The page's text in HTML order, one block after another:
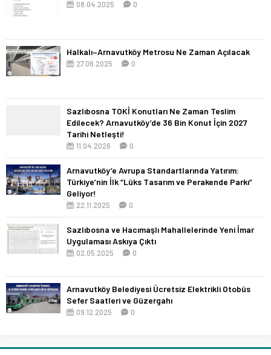
08.04.2025 0
Halkalı–Arnavutköy Metrosu Ne Zaman Açılacak
27.06.2025 0
Sazlıbosna TOKİ Konutları Ne Zaman Teslim
Edilecek? Arnavutköy’de 36 Bin Konut İçin 2027
Tarihi Netleşti!
11.04.2026 0
Arnavutköy’e Avrupa Standartlarında Yatırım:
Türkiye’nin İlk “Lüks Tasarım ve Perakende Parkı”
Geliyor!
22.11.2025 0
Sazlıbosna ve Hacımaşlı Mahallelerinde Yeni İmar
Uygulaması Askıya Çıktı
02.05.2025 0
Arnavutköy Belediyesi Ücretsiz Elektrikli Otobüs
Sefer Saatleri ve Güzergahı
09.12.2025 0